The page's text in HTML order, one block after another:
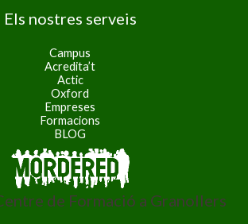
Els nostres serveis
Campus
Acredita’t
Actic
Oxford
Empreses
Formacions
BLOG
de Formació a Granollers